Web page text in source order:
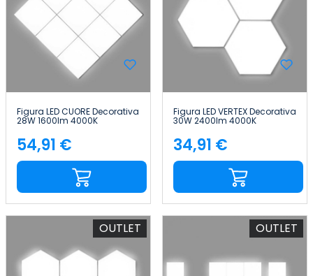
Figura LED CUORE Decorativa
28W 1600lm 4000K
Precio
54,91 €
Figura LED VERTEX Decorativa
30W 2400lm 4000K
Precio
34,91 €
OUTLET OUTLET